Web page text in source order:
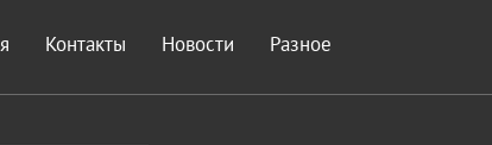
Контакты Новости Разное